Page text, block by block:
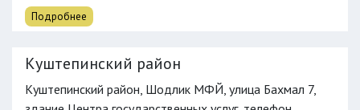
Подробнее
Куштепинский район
Куштепинский район, Шодлик МФЙ, улица Бахмал 7,